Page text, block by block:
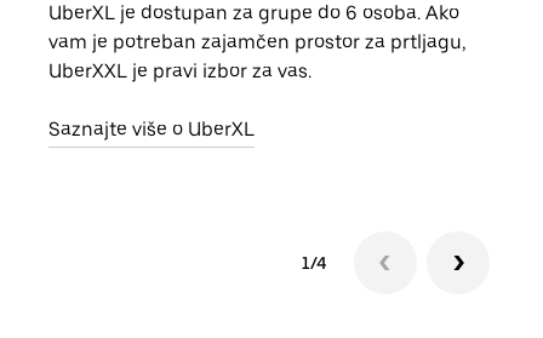
UberXL je dostupan za grupe do 6 osoba. Ako
vam je potreban zajamčen prostor za prtljagu,
UberXXL je pravi izbor za vas.
Saznajte više o UberXL
1/4